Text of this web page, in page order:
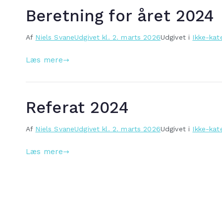
Beretning for året 2024
Af Niels SvaneUdgivet kl. 2. marts 2026Udgivet i Ikke-
Læs mere
Referat 2024
Af Niels SvaneUdgivet kl. 2. marts 2026Udgivet i Ikke-
Læs mere